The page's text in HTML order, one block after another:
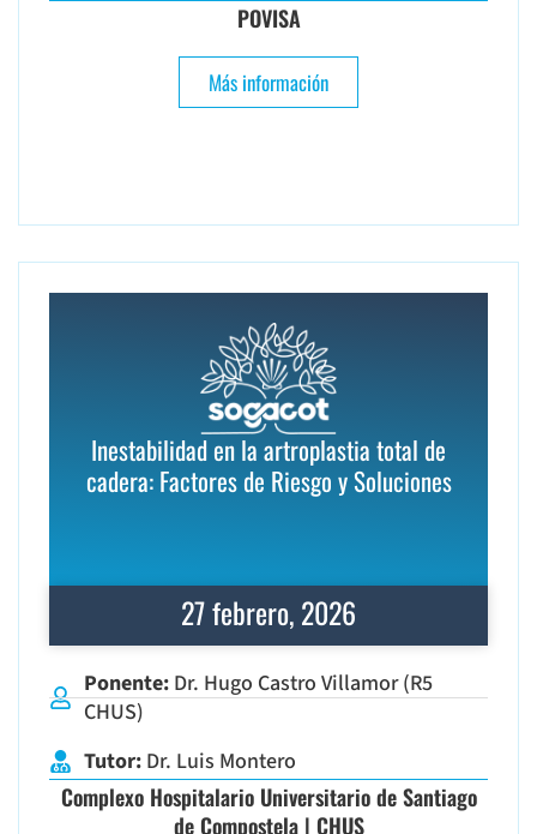
POVISA
Más información
Inestabilidad en la artroplastia total de
cadera: Factores de Riesgo y Soluciones
27 febrero, 2026
Ponente: Dr. Hugo Castro Villamor (R5
CHUS)
Tutor: Dr. Luis Montero
Complexo Hospitalario Universitario de Santiago
de Compostela | CHUS